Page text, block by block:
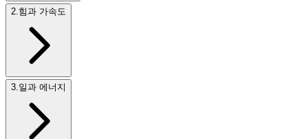
2 힘과 가속도
3 일과 에너지